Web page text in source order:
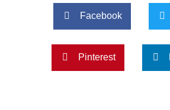
Facebook
Pinterest